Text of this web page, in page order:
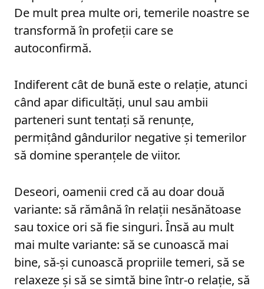
De mult prea multe ori, temerile noastre se
transformă în profeții care se
autoconfirmă.
Indiferent cât de bună este o relație, atunci
când apar dificultăți, unul sau ambii
parteneri sunt tentați să renunțe,
permițând gândurilor negative și temerilor
să domine speranțele de viitor.
Deseori, oamenii cred că au doar două
variante: să rămână în relații nesănătoase
sau toxice ori să fie singuri. Însă au mult
mai multe variante: să se cunoască mai
bine, să-și cunoască propriile temeri, să se
relaxeze și să se simtă bine într-o relație, să